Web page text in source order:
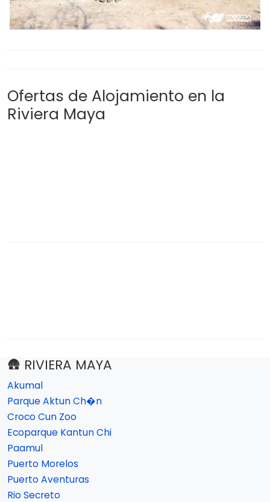
Ofertas de Alojamiento en la
Riviera Maya
🛖 RIVIERA MAYA
Akumal
Parque Aktun Ch�n
Croco Cun Zoo
Ecoparque Kantun Chi
Paamul
Puerto Morelos
Puerto Aventuras
Rio Secreto